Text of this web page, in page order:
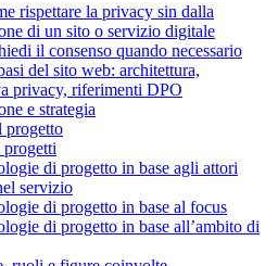
rispettare la privacy sin dalla
di un sito o servizio digitale
il consenso quando necessario
del sito web: architettura,
privacy, riferimenti DPO
e strategia
progetto
di progetto in base agli attori
servizio
di progetto in base al focus
di progetto in base all’ambito di